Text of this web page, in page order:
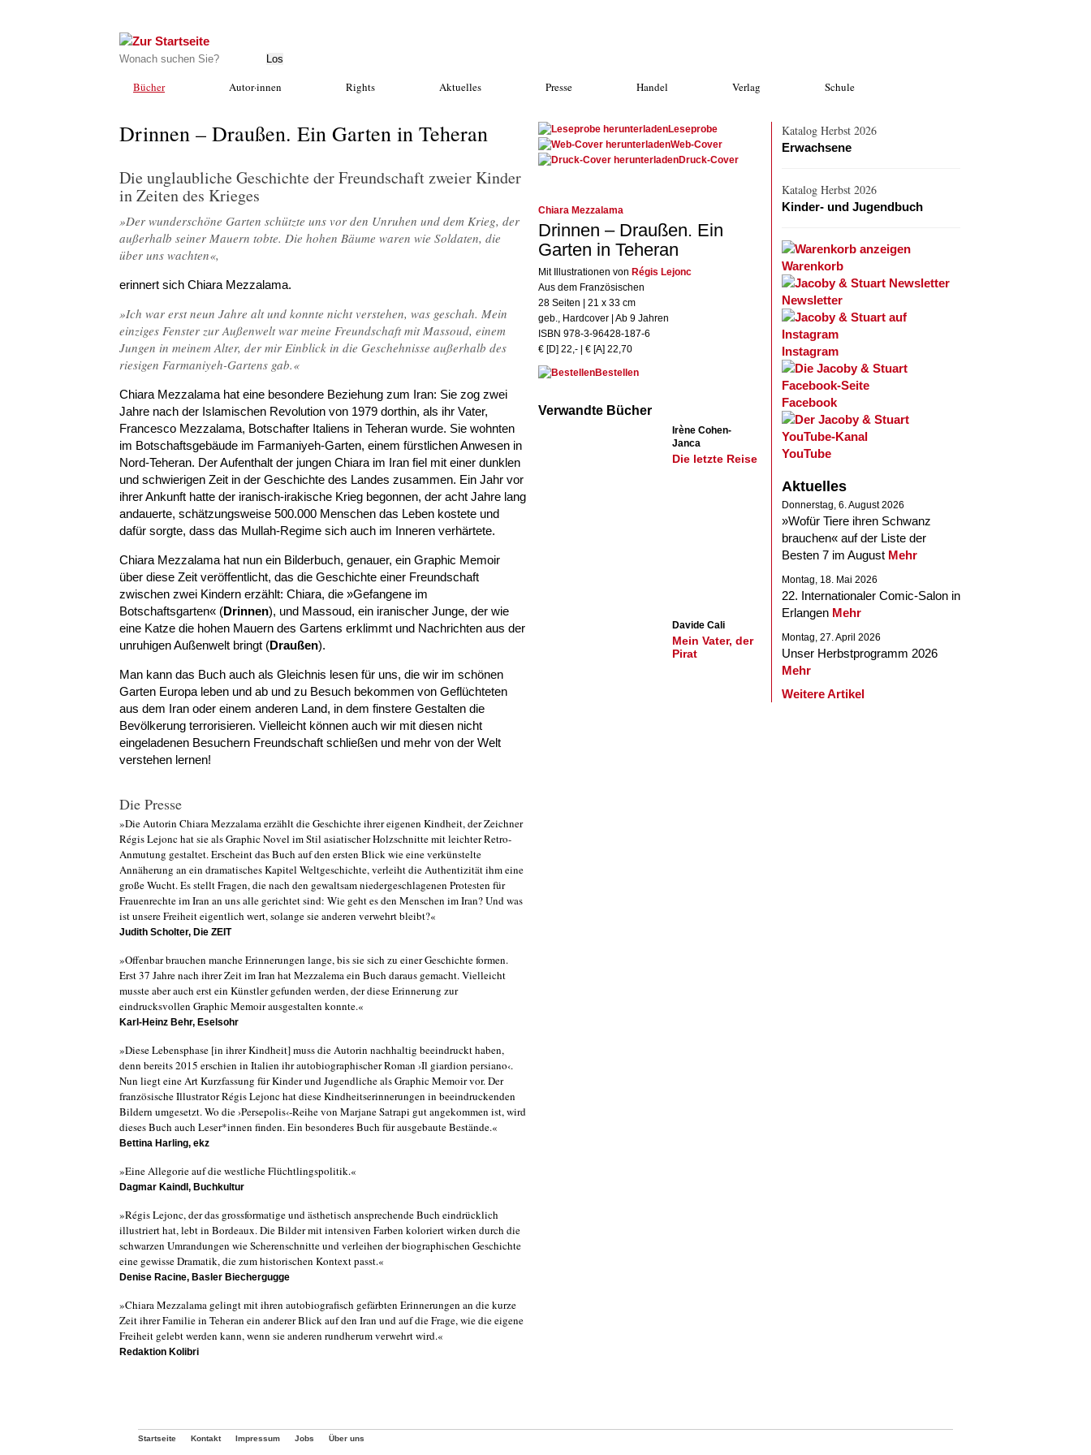
Bücher Autor·innen Rights Aktuelles Presse Handel Verlag Schule
Drinnen – Draußen. Ein Garten in Teheran
Die unglaubliche Geschichte der Freundschaft zweier Kinder
in Zeiten des Krieges
»Der wunderschöne Garten schützte uns vor den Unruhen und dem Krieg, der
außerhalb seiner Mauern tobte. Die hohen Bäume waren wie Soldaten, die
über uns wachten«,
erinnert sich Chiara Mezzalama.
»Ich war erst neun Jahre alt und konnte nicht verstehen, was geschah. Mein
einziges Fenster zur Außenwelt war meine Freundschaft mit Massoud, einem
Jungen in meinem Alter, der mir Einblick in die Geschehnisse außerhalb des
riesigen Farmaniyeh-Gartens gab.«
Chiara Mezzalama hat eine besondere Beziehung zum Iran: Sie zog zwei
Jahre nach der Islamischen Revolution von 1979 dorthin, als ihr Vater,
Francesco Mezzalama, Botschafter Italiens in Teheran wurde. Sie wohnten
im Botschaftsgebäude im Farmaniyeh-Garten, einem fürstlichen Anwesen in
Nord-Teheran. Der Aufenthalt der jungen Chiara im Iran fiel mit einer dunklen
und schwierigen Zeit in der Geschichte des Landes zusammen. Ein Jahr vor
ihrer Ankunft hatte der iranisch-irakische Krieg begonnen, der acht Jahre lang
andauerte, schätzungsweise 500.000 Menschen das Leben kostete und
dafür sorgte, dass das Mullah-Regime sich auch im Inneren verhärtete.
Chiara Mezzalama hat nun ein Bilderbuch, genauer, ein Graphic Memoir
über diese Zeit veröffentlicht, das die Geschichte einer Freundschaft
zwischen zwei Kindern erzählt: Chiara, die »Gefangene im
Botschaftsgarten« (Drinnen), und Massoud, ein iranischer Junge, der wie
eine Katze die hohen Mauern des Gartens erklimmt und Nachrichten aus der
unruhigen Außenwelt bringt (Draußen).
Man kann das Buch auch als Gleichnis lesen für uns, die wir im schönen
Garten Europa leben und ab und zu Besuch bekommen von Geflüchteten
aus dem Iran oder einem anderen Land, in dem finstere Gestalten die
Bevölkerung terrorisieren. Vielleicht können auch wir mit diesen nicht
eingeladenen Besuchern Freundschaft schließen und mehr von der Welt
verstehen lernen!
Die Presse
»Die Autorin Chiara Mezzalama erzählt die Geschichte ihrer eigenen Kindheit, der Zeichner
Régis Lejonc hat sie als Graphic Novel im Stil asiatischer Holzschnitte mit leichter Retro-
Anmutung gestaltet. Erscheint das Buch auf den ersten Blick wie eine verkünstelte
Annäherung an ein dramatisches Kapitel Weltgeschichte, verleiht die Authentizität ihm eine
große Wucht. Es stellt Fragen, die nach den gewaltsam niedergeschlagenen Protesten für
Frauenrechte im Iran an uns alle gerichtet sind: Wie geht es den Menschen im Iran? Und was
ist unsere Freiheit eigentlich wert, solange sie anderen verwehrt bleibt?«
Judith Scholter, Die ZEIT
»Offenbar brauchen manche Erinnerungen lange, bis sie sich zu einer Geschichte formen.
Erst 37 Jahre nach ihrer Zeit im Iran hat Mezzalema ein Buch daraus gemacht. Vielleicht
musste aber auch erst ein Künstler gefunden werden, der diese Erinnerung zur
eindrucksvollen Graphic Memoir ausgestalten konnte.«
Karl-Heinz Behr, Eselsohr
»Diese Lebensphase [in ihrer Kindheit] muss die Autorin nachhaltig beeindruckt haben,
denn bereits 2015 erschien in Italien ihr autobiographischer Roman ›Il giardion persiano‹.
Nun liegt eine Art Kurzfassung für Kinder und Jugendliche als Graphic Memoir vor. Der
französische Illustrator Régis Lejonc hat diese Kindheitserinnerungen in beeindruckenden
Bildern umgesetzt. Wo die ›Persepolis‹-Reihe von Marjane Satrapi gut angekommen ist, wird
dieses Buch auch Leser*innen finden. Ein besonderes Buch für ausgebaute Bestände.«
Bettina Harling, ekz
»Eine Allegorie auf die westliche Flüchtlingspolitik.«
Dagmar Kaindl, Buchkultur
»Régis Lejonc, der das grossformatige und ästhetisch ansprechende Buch eindrücklich
illustriert hat, lebt in Bordeaux. Die Bilder mit intensiven Farben koloriert wirken durch die
schwarzen Umrandungen wie Scherenschnitte und verleihen der biographischen Geschichte
eine gewisse Dramatik, die zum historischen Kontext passt.«
Denise Racine, Basler Biechergugge
»Chiara Mezzalama gelingt mit ihren autobiografisch gefärbten Erinnerungen an die kurze
Zeit ihrer Familie in Teheran ein anderer Blick auf den Iran und auf die Frage, wie die eigene
Freiheit gelebt werden kann, wenn sie anderen rundherum verwehrt wird.«
Redaktion Kolibri
Leseprobe
Web-Cover
Druck-Cover
Chiara Mezzalama
Drinnen – Draußen. Ein
Garten in Teheran
Mit Illustrationen von Régis Lejonc
Aus dem Französischen
28 Seiten | 21 x 33 cm
geb., Hardcover | Ab 9 Jahren
ISBN 978-3-96428-187-6
€ [D] 22,- | € [A] 22,70
Bestellen
Verwandte Bücher
Irène Cohen-
Janca
Die letzte Reise
Davide Cali
Mein Vater, der
Pirat
Katalog Herbst 2026
Erwachsene
Katalog Herbst 2026
Kinder- und Jugendbuch
Warenkorb
Newsletter
Instagram
Facebook
YouTube
Aktuelles
Donnerstag, 6. August 2026
»Wofür Tiere ihren Schwanz
brauchen« auf der Liste der
Besten 7 im August Mehr
Montag, 18. Mai 2026
22. Internationaler Comic-Salon in
Erlangen Mehr
Montag, 27. April 2026
Unser Herbstprogramm 2026
Mehr
Weitere Artikel
Startseite Kontakt Impressum Jobs Über uns